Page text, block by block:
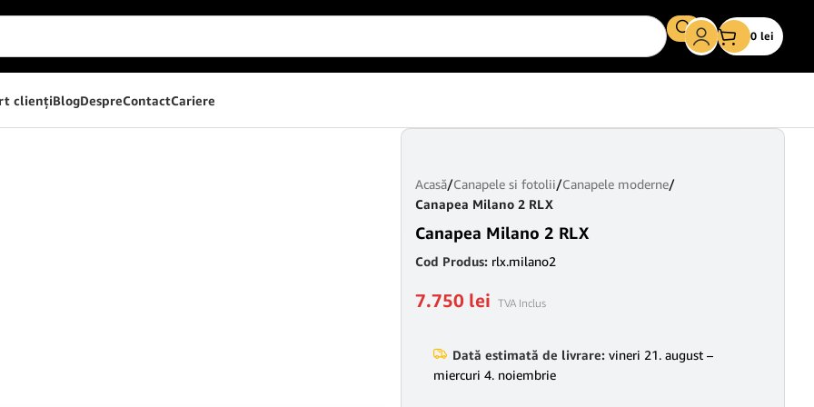
0 lei
clienţiBlogDespreContactCariere
Acasă/Canapele si fotolii/Canapele moderne/
Canapea Milano 2 RLX
Canapea Milano 2 RLX
Cod Produs: rlx.milano2
7.750 lei TVA Inclus
Dată estimată de livrare: vineri 21. august –
miercuri 4. noiembrie